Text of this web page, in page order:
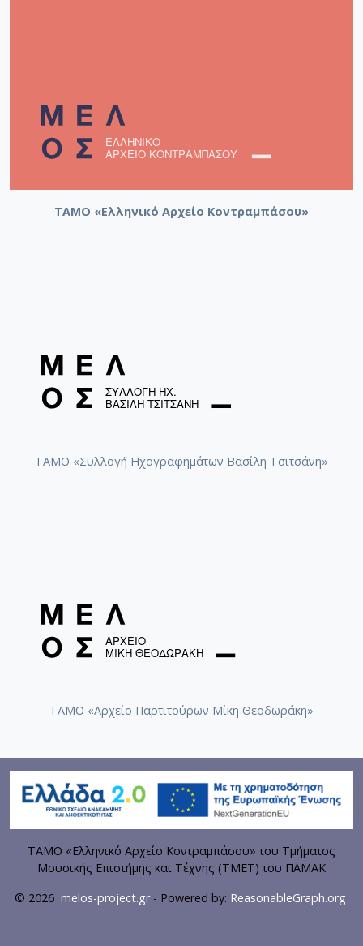
ΤΑΜΟ «Ελληνικό Αρχείο Κοντραμπάσου»
ΤΑΜΟ «Συλλογή Ηχογραφημάτων Βασίλη Τσιτσάνη»
ΤΑΜΟ «Αρχείο Παρτιτούρων Μίκη Θεοδωράκη»
ΤΑΜΟ «Ελληνικό Αρχείο Κοντραμπάσου» του Τμήματος
Μουσικής Επιστήμης και Τέχνης (ΤΜΕΤ) του ΠΑΜΑΚ
© 2026 melos-project.gr- Powered by: ReasonableGraph.org